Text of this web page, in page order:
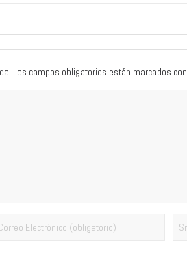
Los campos obligatorios están marcados con